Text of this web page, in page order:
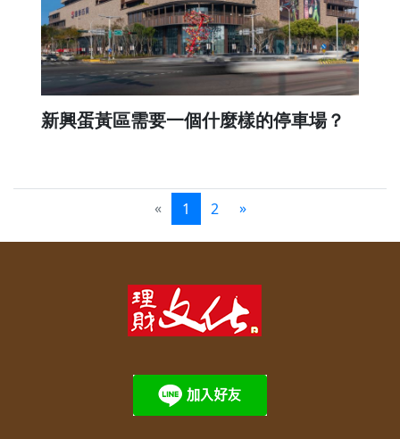
新興蛋黃區需要一個什麼樣的停車場？
« 1 2 »